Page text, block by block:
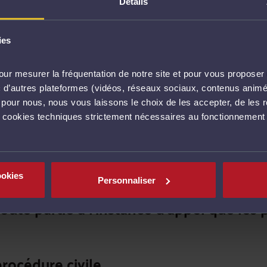
mesurer la fréquentation de notre site et pour vous
d’autres plateformes (vidéos, réseaux sociaux, contenus
nous, nous vous laissons le choix de les accepter, de les
cookies techniques strictement nécessaires au fonctionnement
Personnaliser
en état
apportées par le décret
les effets en procédure ordinaire
des conclusions en appel,
partie à l’instance d’appel que